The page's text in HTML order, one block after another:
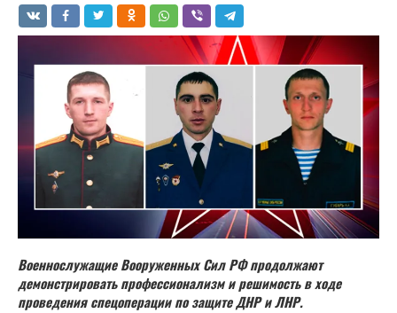
Военнослужащие Вооруженных Сил РФ продолжают
демонстрировать профессионализм и решимость в ходе
проведения спецоперации по защите ДНР и ЛНР.